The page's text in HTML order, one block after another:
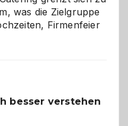
was die Zielgruppe
Firmenfeier
besser verstehen